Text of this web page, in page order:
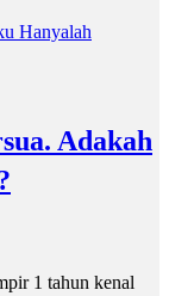
Adakah
1 tahun kenal